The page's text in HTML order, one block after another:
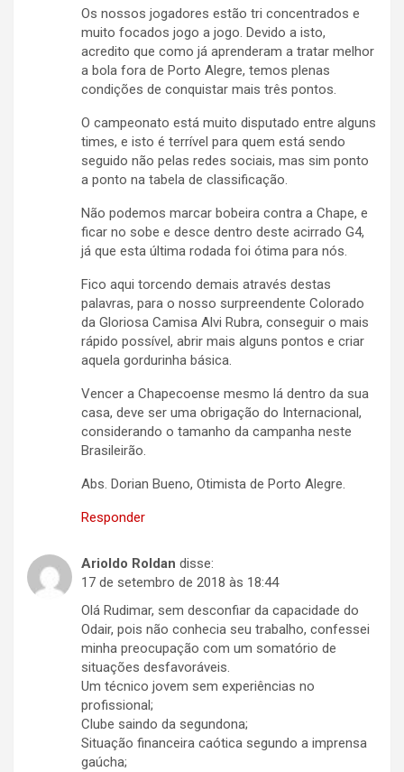
Os nossos jogadores estão tri concentrados e
muito focados jogo a jogo. Devido a isto,
acredito que como já aprenderam a tratar melhor
a bola fora de Porto Alegre, temos plenas
condições de conquistar mais três pontos.
O campeonato está muito disputado entre alguns
times, e isto é terrível para quem está sendo
seguido não pelas redes sociais, mas sim ponto
a ponto na tabela de classificação.
Não podemos marcar bobeira contra a Chape, e
ficar no sobe e desce dentro deste acirrado G4,
já que esta última rodada foi ótima para nós.
Fico aqui torcendo demais através destas
palavras, para o nosso surpreendente Colorado
da Gloriosa Camisa Alvi Rubra, conseguir o mais
rápido possível, abrir mais alguns pontos e criar
aquela gordurinha básica.
Vencer a Chapecoense mesmo lá dentro da sua
casa, deve ser uma obrigação do Internacional,
considerando o tamanho da campanha neste
Brasileirão.
Abs. Dorian Bueno, Otimista de Porto Alegre.
Responder
Arioldo Roldan disse:
17 de setembro de 2018 às 18:44
Olá Rudimar, sem desconfiar da capacidade do
Odair, pois não conhecia seu trabalho, confessei
minha preocupação com um somatório de
situações desfavoráveis.
Um técnico jovem sem experiências no
profissional;
Clube saindo da segundona;
Situação financeira caótica segundo a imprensa
gaúcha;